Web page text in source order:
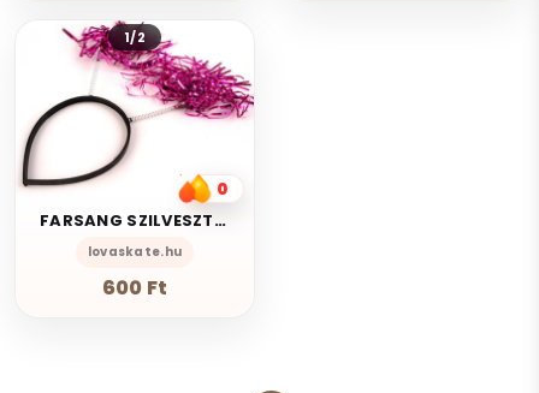
1/2
0
FARSANG SZILVESZTER HPT39 - Pom-pom szarvacskás gyerek hajpánt hajráf
lovaskate.hu
600 Ft